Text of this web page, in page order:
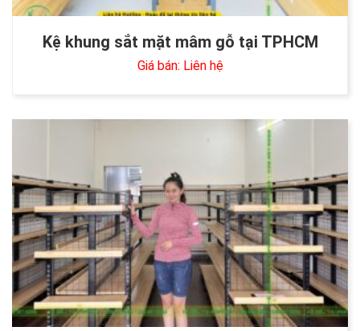
Kệ khung sắt mặt mâm gỗ tại TPHCM
Giá bán: Liên hệ